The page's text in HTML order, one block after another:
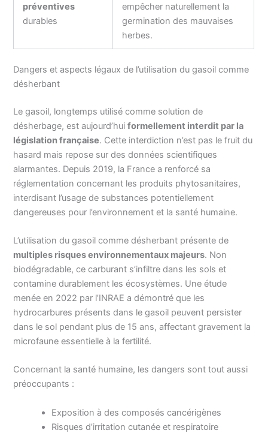
préventives
durables
empêcher naturellement la
germination des mauvaises
herbes.
Dangers et aspects légaux de l’utilisation du gasoil comme
désherbant
Le gasoil, longtemps utilisé comme solution de
désherbage, est aujourd’huiformellement interdit par la
législation française. Cette interdiction n’est pas le fruit du
hasard mais repose sur des données scientifiques
alarmantes. Depuis 2019, la France a renforcé sa
réglementation concernant les produits phytosanitaires,
interdisant l’usage de substances potentiellement
dangereuses pour l’environnement et la santé humaine.
L’utilisation du gasoil comme désherbant présente de
multiples risques environnementaux majeurs. Non
biodégradable, ce carburant s’infiltre dans les sols et
contamine durablement les écosystèmes. Une étude
menée en 2022 par l’INRAE a démontré que les
hydrocarbures présents dans le gasoil peuvent persister
dans le sol pendant plus de 15 ans, affectant gravement la
microfaune essentielle à la fertilité.
Concernant la santé humaine, les dangers sont tout aussi
préoccupants :
Exposition à des composés cancérigènes
Risques d’irritation cutanée et respiratoire